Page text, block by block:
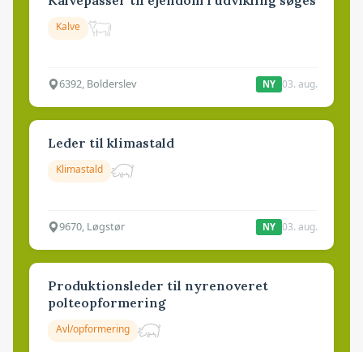
Kalve
6392, Bolderslev NY 03. aug.
Leder til klimastald
Klimastald
9670, Løgstør NY 03. aug.
Produktionsleder til nyrenoveret
polteopformering
Avl/opformering